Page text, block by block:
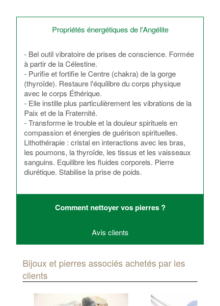
Propriétés énergétiques de l'Angélite
- Bel outil vibratoire de prises de conscience. Formée
à partir de la Célestine.
- Purifie et fortifie le Centre (chakra) de la gorge
(thyroïde). Restaure l'équilibre du corps physique
avec le corps Éthérique.
- Elle instille plus particulièrement les vibrations de la
Paix et de la Fraternité.
- Transforme le trouble et la douleur spirituels en
compassion et énergies de guérison spirituelles.
Lithothérapie : cristal en interactions avec les bras,
les poumons, la thyroïde, les tissus et les vaisseaux
sanguins. Equilibre les fluides corporels. Pierre
diurétique. Stabilise la prise de poids.
Comment nettoyer vos pierres ?
Avis clients
Bijoux et pierres associés achetés par les
clients